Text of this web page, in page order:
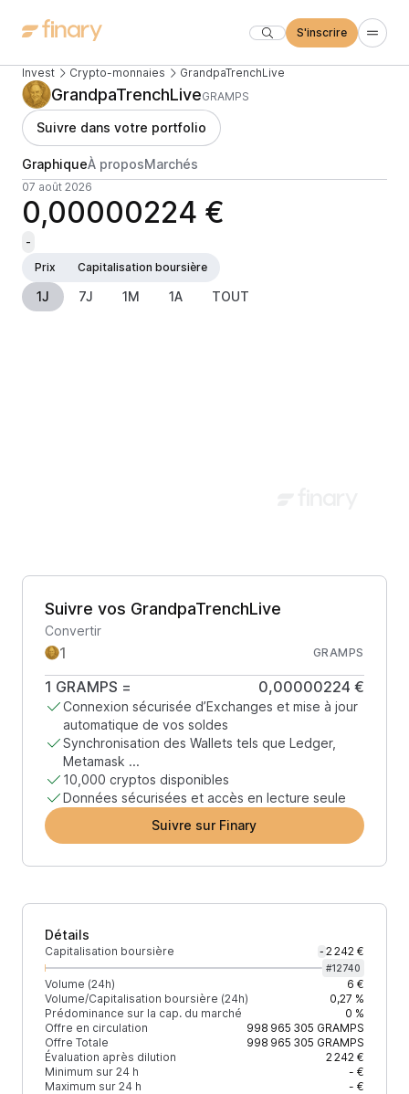
S'inscrire
Invest Crypto-monnaies GrandpaTrenchLive
GrandpaTrenchLiveGRAMPS
Suivre dans votre portfolio
GraphiqueÀ proposMarchés
07 août 2026
0,00000224 €
-
Prix
Capitalisation boursière
1J 7J 1M 1A TOUT
Suivre vos GrandpaTrenchLive
Convertir
GRAMPS
1 GRAMPS = 0,00000224 €
Connexion sécurisée d’Exchanges et mise à jour
automatique de vos soldes
Synchronisation des Wallets tels que Ledger,
Metamask ...
10,000 cryptos disponibles
Données sécurisées et accès en lecture seule
Suivre sur Finary
Détails
Capitalisation boursière - 2 242 €
#12740
Volume (24h)
6 €
Volume/Capitalisation boursière (24h)
0,27 %
Prédominance sur la cap. du marché
0 %
Offre en circulation
998 965 305 GRAMPS
Offre Totale
998 965 305 GRAMPS
Évaluation après dilution
2 242 €
Minimum sur 24 h
- €
Maximum sur 24 h
- €